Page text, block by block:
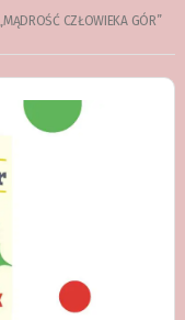
„MĄDROŚĆ CZŁOWIEKA GÓR”